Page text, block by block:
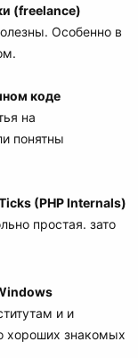
(freelance)
Особенно в
коде
на
понятны
(PHP Internals)
простая. зато
и и
хороших знакомых